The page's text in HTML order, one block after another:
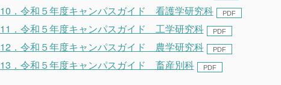
10．令和５年度キャンパスガイド 看護学研究科
11．令和５年度キャンパスガイド 工学研究科
12．令和５年度キャンパスガイド 農学研究科
13．令和５年度キャンパスガイド 畜産別科